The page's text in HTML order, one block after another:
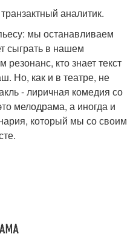
аналитик.
мы останавливаем
сыграть в нашем
кто знает текст
Но, как и в театре, не
- лиричная комедия со
мелодрама, а иногда и
который мы со своим